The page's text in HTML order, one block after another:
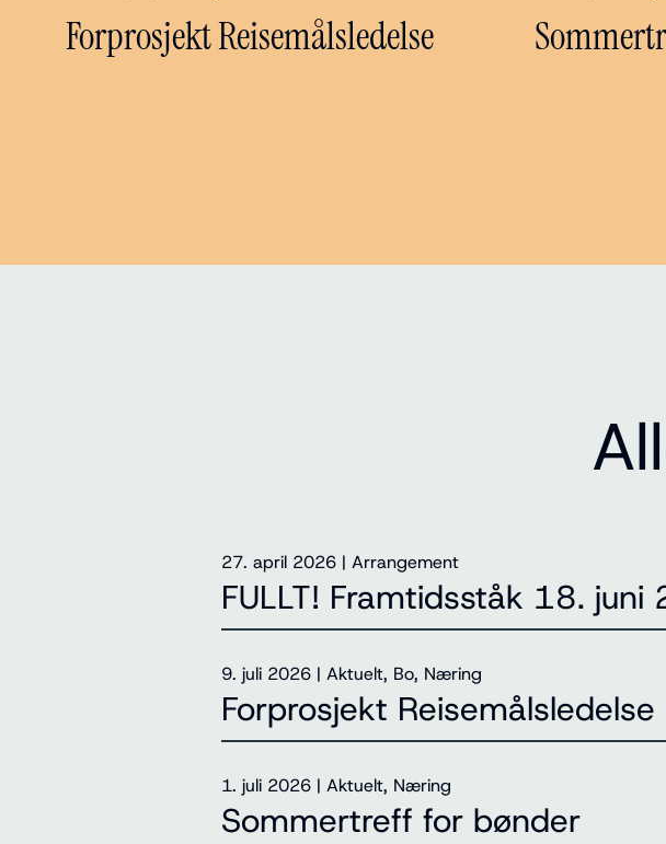
Forprosjekt Reisemålsledelse
27. april 2026| Arrangement
FULLT! Framtidsståk 18. juni
9. juli 2026| Aktuelt, Bo, Næring
Forprosjekt Reisemålsledelse
1. juli 2026| Aktuelt, Næring
Sommertreff for bønder